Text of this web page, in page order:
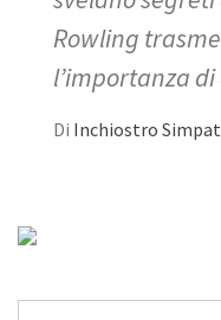
Rowling
l’importanza
Di Inchiostro